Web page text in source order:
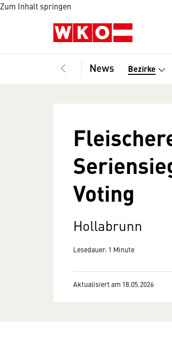
Zum Inhalt springen
News Bezirke
Voting
Hollabrunn
Lesedauer: 1 Minute
Aktualisiert am 18.05.2026